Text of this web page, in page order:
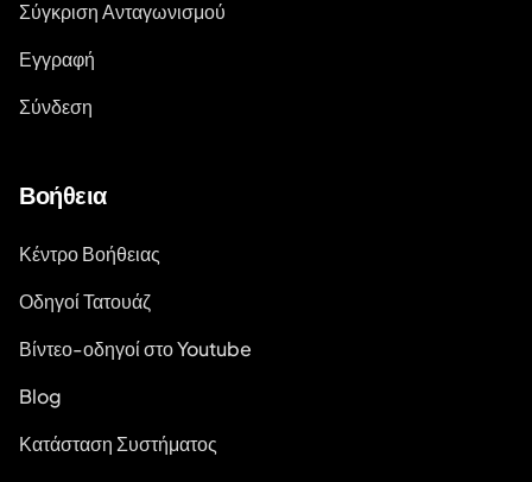
Σύγκριση Ανταγωνισμού
Εγγραφή
Σύνδεση
Βοήθεια
Κέντρο Βοήθειας
Οδηγοί Τατουάζ
Βίντεο-οδηγοί στο Youtube
Blog
Κατάσταση Συστήματος